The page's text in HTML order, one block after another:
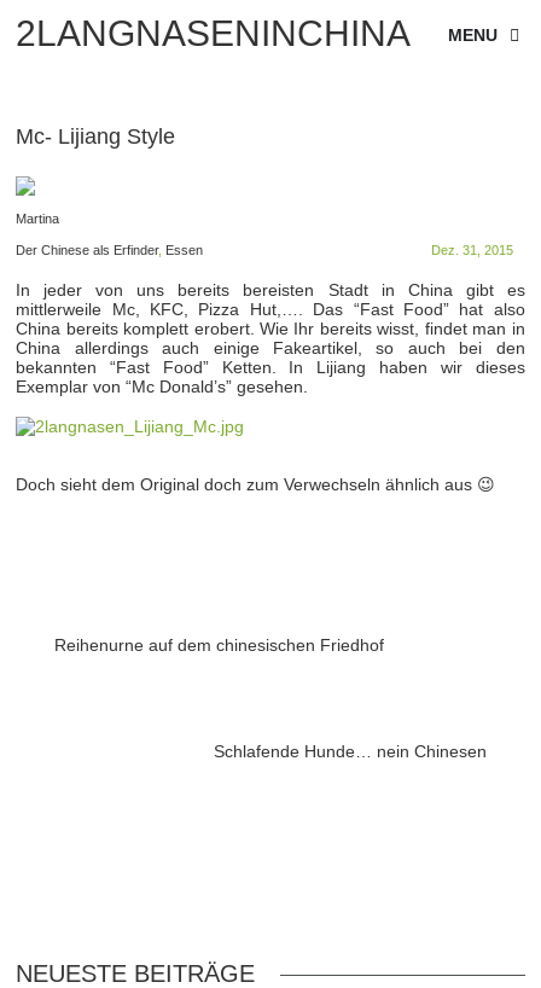
2LANGNASENINCHINA MENU
Mc- Lijiang Style
Martina
Dez. 31, 2015
Der Chinese als Erfinder, Essen
In jeder von uns bereits bereisten Stadt in China gibt es
mittlerweile Mc, KFC, Pizza Hut,…. Das “Fast Food” hat also
China bereits komplett erobert. Wie Ihr bereits wisst, findet man in
China allerdings auch einige Fakeartikel, so auch bei den
bekannten “Fast Food” Ketten. In Lijiang haben wir dieses
Exemplar von “Mc Donald’s” gesehen.
Doch sieht dem Original doch zum Verwechseln ähnlich aus 😉
Reihenurne auf dem chinesischen Friedhof
Schlafende Hunde… nein Chinesen
NEUESTE BEITRÄGE